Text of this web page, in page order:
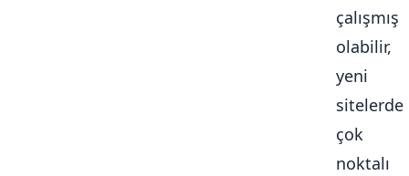
çalışmış
olabilir,
yeni
sitelerde
çok
noktalı